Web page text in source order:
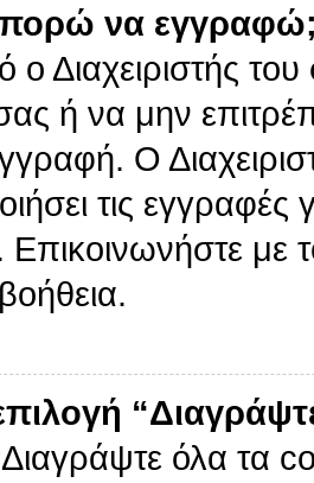
να
ο Διαχειριστής
ή να μην
Ο
τις εγγραφές
με
όλα τα